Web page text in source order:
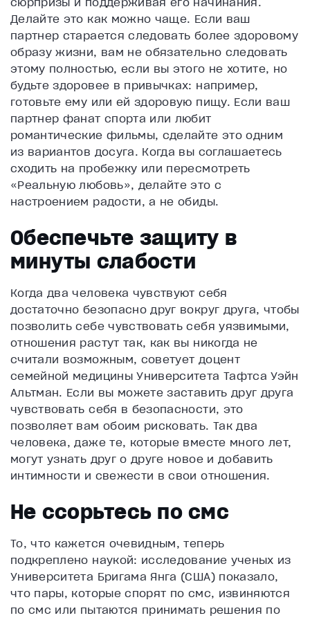
Делайте это как можно чаще. Если ваш
партнер старается следовать более здоровому
образу жизни, вам не обязательно следовать
этому полностью, если вы этого не хотите, но
будьте здоровее в привычках: например,
готовьте ему или ей здоровую пищу. Если ваш
партнер фанат спорта или любит
романтические фильмы, сделайте это одним
из вариантов досуга. Когда вы соглашаетесь
сходить на пробежку или пересмотреть
«Реальную любовь», делайте это с
настроением радости, а не обиды.
Обеспечьте защиту в
минуты слабости
Когда два человека чувствуют себя
достаточно безопасно друг вокруг друга, чтобы
позволить себе чувствовать себя уязвимыми,
отношения растут так, как вы никогда не
считали возможным, советует доцент
семейной медицины Университета Тафтса Уэйн
Альтман. Если вы можете заставить друг друга
чувствовать себя в безопасности, это
позволяет вам обоим рисковать. Так два
человека, даже те, которые вместе много лет,
могут узнать друг о друге новое и добавить
интимности и свежести в свои отношения.
Не ссорьтесь по смс
То, что кажется очевидным, теперь
подкреплено наукой: исследование ученых из
Университета Бригама Янга (США) показало,
что пары, которые спорят по смс, извиняются
по смс или пытаются принимать решения по